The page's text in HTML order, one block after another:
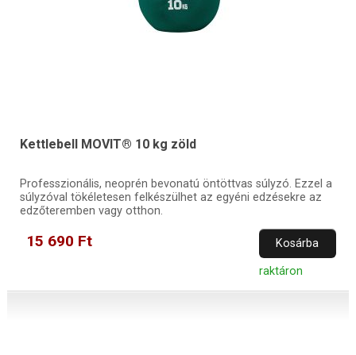
Kettlebell MOVIT® 10 kg zöld
Professzionális, neoprén bevonatú öntöttvas súlyzó. Ezzel a
súlyzóval tökéletesen felkészülhet az egyéni edzésekre az
edzőteremben vagy otthon.
15 690 Ft Kosárba
raktáron